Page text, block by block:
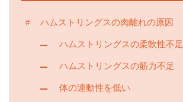
ハムストリングスの肉離れの原因
ハムストリングスの柔軟性不足
ハムストリングスの筋力不足
体の連動性を低い